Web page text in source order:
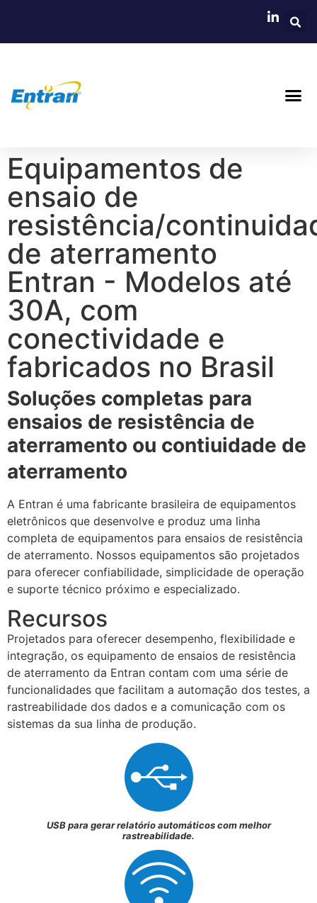
Equipamentos de
ensaio de
resistência/
de aterramento
Entran - Modelos até
30A, com
conectividade e
fabricados no Brasil
Soluções completas para
ensaios de resistência de
aterramento ou contiuidade de
aterramento
A Entran é uma fabricante brasileira de equipamentos
eletrônicos que desenvolve e produz uma linha
completa de equipamentos para ensaios de resistência
de aterramento. Nossos equipamentos são projetados
para oferecer confiabilidade, simplicidade de operação
e suporte técnico próximo e especializado.
Recursos
Projetados para oferecer desempenho, flexibilidade e
integração, os equipamento de ensaios de resistência
de aterramento da Entran contam com uma série de
funcionalidades que facilitam a automação dos testes, a
rastreabilidade dos dados e a comunicação com os
sistemas da sua linha de produção.
USB para gerar relatório automáticos com melhor
rastreabilidade.